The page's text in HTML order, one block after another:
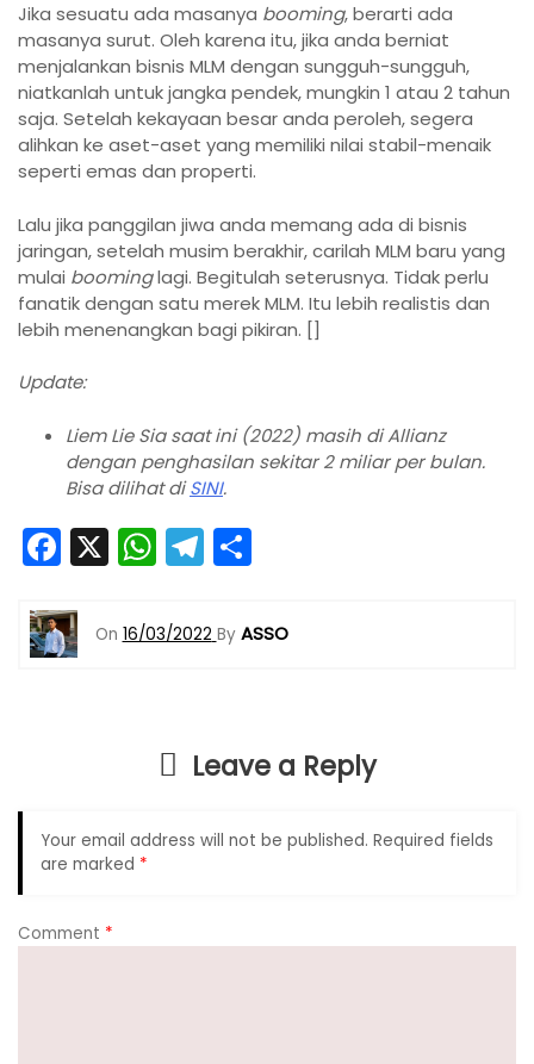
Jika sesuatu ada masanya booming, berarti ada
masanya surut. Oleh karena itu, jika anda berniat
menjalankan bisnis MLM dengan sungguh-sungguh,
niatkanlah untuk jangka pendek, mungkin 1 atau 2 tahun
saja. Setelah kekayaan besar anda peroleh, segera
alihkan ke aset-aset yang memiliki nilai stabil-menaik
seperti emas dan properti.
Lalu jika panggilan jiwa anda memang ada di bisnis
jaringan, setelah musim berakhir, carilah MLM baru yang
mulai boominglagi. Begitulah seterusnya. Tidak perlu
fanatik dengan satu merek MLM. Itu lebih realistis dan
lebih menenangkan bagi pikiran. []
Update:
Liem Lie Sia saat ini (2022) masih di Allianz
dengan penghasilan sekitar 2 miliar per bulan.
Bisa dilihat diSINI.
F
c
e
X W
a
p
T
e
gr
ar
On 16/03/2022 By ASSO
Leave a Reply
Your email address will not be published. Required fields
are marked *
Comment *